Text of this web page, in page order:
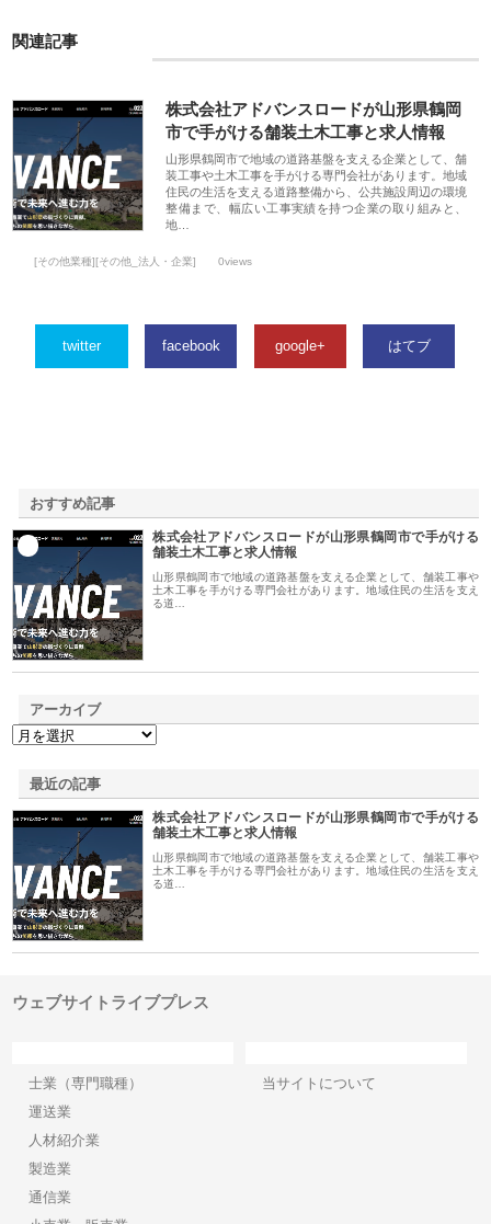
関連記事
株式会社アドバンスロードが山形県鶴岡
市で手がける舗装土木工事と求人情報
山形県鶴岡市で地域の道路基盤を支える企業として、舗
装工事や土木工事を手がける専門会社があります。地域
住民の生活を支える道路整備から、公共施設周辺の環境
整備まで、幅広い工事実績を持つ企業の取り組みと、
地…
[その他業種][その他_法人・企業] 0views
twitter facebook google+ はてブ
おすすめ記事
株式会社アドバンスロードが山形県鶴岡市で手がける
舗装土木工事と求人情報
山形県鶴岡市で地域の道路基盤を支える企業として、舗装工事や
土木工事を手がける専門会社があります。地域住民の生活を支え
る道…
アーカイブ
最近の記事
株式会社アドバンスロードが山形県鶴岡市で手がける
舗装土木工事と求人情報
山形県鶴岡市で地域の道路基盤を支える企業として、舗装工事や
土木工事を手がける専門会社があります。地域住民の生活を支え
る道…
ウェブサイトライブプレス
士業（専門職種）
運送業
人材紹介業
製造業
通信業
当サイトについて